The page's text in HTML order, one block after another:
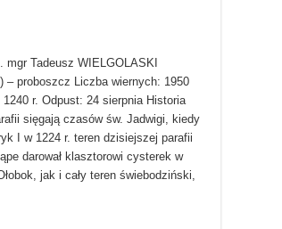
mgr Tadeusz WIELGOLASKI
– proboszcz Liczba wiernych: 1950
1240 r. Odpust: 24 sierpnia Historia
sięgają czasów św. Jadwigi, kiedy
I w 1224 r. teren dzisiejszej parafii
darował klasztorowi cysterek w
jak i cały teren świebodziński,